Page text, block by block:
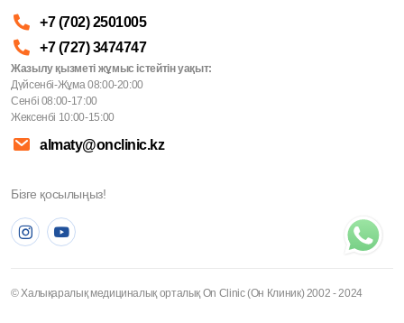
+7 (702) 2501005
+7 (727) 3474747
Жазылу қызметі жұмыс істейтін уақыт:
Дүйсенбі-Жұма 08:00-20:00
Сенбі 08:00-17:00
Жексенбі 10:00-15:00
almaty@onclinic.kz
Бізге қосылыңыз!
© Халықаралық медициналық орталық On Clinic (Он Клиник) 2002 - 2024